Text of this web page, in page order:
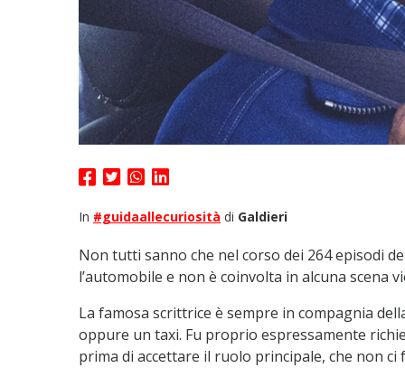
In #guidaallecuriosità di Galdieri
Non tutti sanno che nel corso dei 264 episodi de
l’automobile e non è coinvolta in alcuna scena
La famosa scrittrice è sempre in compagnia
oppure un taxi. Fu proprio espressamente
prima di accettare il ruolo principale, che non